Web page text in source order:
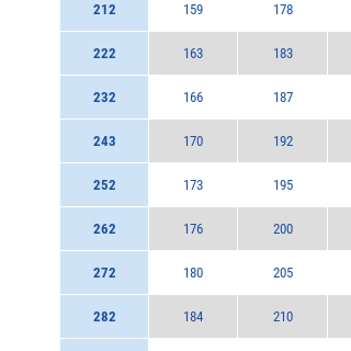
212 159 178
222 163 183
232 166 187
243 170 192
252 173 195
262 176 200
272 180 205
282 184 210